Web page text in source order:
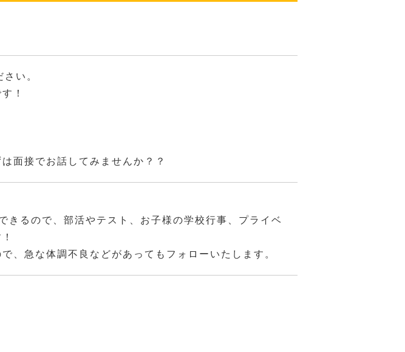
い。
！
面接でお話してみませんか？？
きるので、部活やテスト、お子様の学校行事、プライベ
、急な体調不良などがあってもフォローいたします。